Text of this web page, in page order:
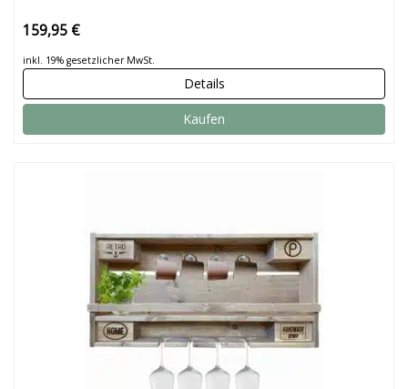
159,95 €
inkl. 19% gesetzlicher MwSt.
Details
Kaufen